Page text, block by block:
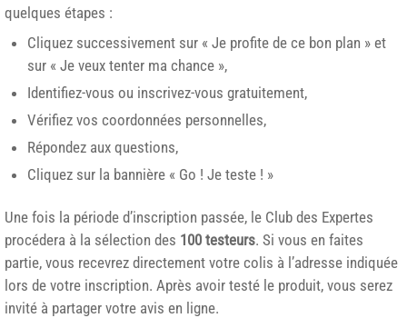
quelques étapes :
Cliquez successivement sur « Je profite de ce bon plan » et
sur « Je veux tenter ma chance »,
Identifiez-vous ou inscrivez-vous gratuitement,
Vérifiez vos coordonnées personnelles,
Répondez aux questions,
Cliquez sur la bannière « Go ! Je teste ! »
Une fois la période d’inscription passée, le Club des Expertes
procédera à la sélection des 100 testeurs. Si vous en faites
partie, vous recevrez directement votre colis à l’adresse indiquée
lors de votre inscription. Après avoir testé le produit, vous serez
invité à partager votre avis en ligne.